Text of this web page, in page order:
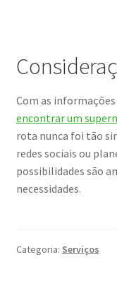
Com as
encontrar um
rota nunca foi tão
redes sociais ou
possibilidades são
necessidades.
Categoria: Serviços